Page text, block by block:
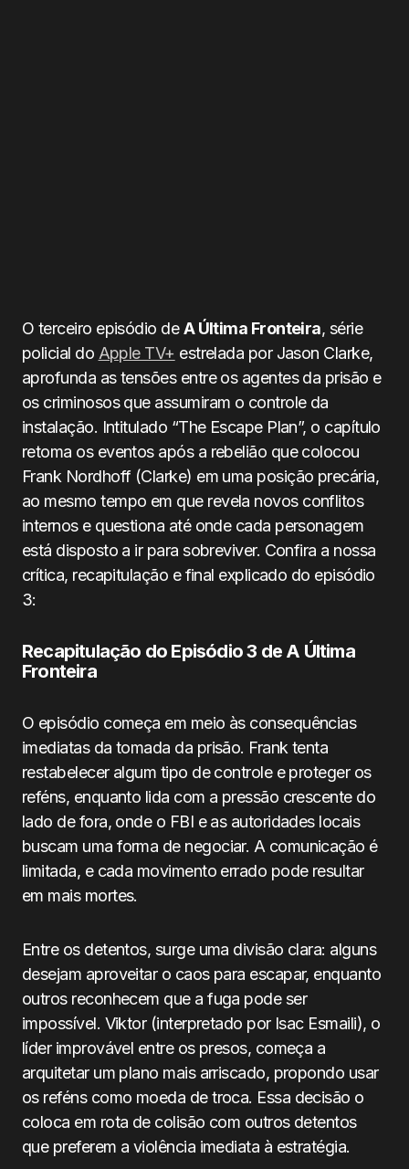
O terceiro episódio deA Última Fronteira, série
policial do Apple TV+ estrelada por Jason Clarke,
aprofunda as tensões entre os agentes da prisão e
os criminosos que assumiram o controle da
instalação. Intitulado “The Escape Plan”, o capítulo
retoma os eventos após a rebelião que colocou
Frank Nordhoff (Clarke) em uma posição precária,
ao mesmo tempo em que revela novos conflitos
internos e questiona até onde cada personagem
está disposto a ir para sobreviver. Confira a nossa
crítica, recapitulação e final explicado do episódio
3:
Recapitulação do Episódio 3 de A Última
Fronteira
O episódio começa em meio às consequências
imediatas da tomada da prisão. Frank tenta
restabelecer algum tipo de controle e proteger os
reféns, enquanto lida com a pressão crescente do
lado de fora, onde o FBI e as autoridades locais
buscam uma forma de negociar. A comunicação é
limitada, e cada movimento errado pode resultar
em mais mortes.
Entre os detentos, surge uma divisão clara: alguns
desejam aproveitar o caos para escapar, enquanto
outros reconhecem que a fuga pode ser
impossível. Viktor (interpretado por Isac Esmaili), o
líder improvável entre os presos, começa a
arquitetar um plano mais arriscado, propondo usar
os reféns como moeda de troca. Essa decisão o
coloca em rota de colisão com outros detentos
que preferem a violência imediata à estratégia.